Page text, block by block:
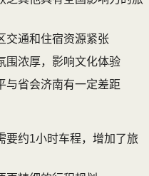
交通和住宿资源紧张
围浓厚，影响文化体验
与省会济南有一定差距
要约1小时车程，增加了旅